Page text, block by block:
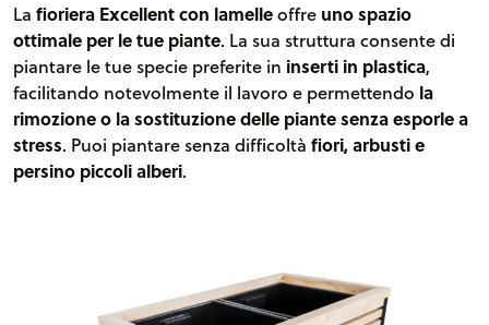
La fioriera Excellent con lamelleoffre uno spazio
ottimale per le tue piante. La sua struttura consente di
piantare le tue specie preferite in inserti in plastica,
facilitando notevolmente il lavoro e permettendo la
rimozione o la sostituzione delle piante senza esporle a
stress. Puoi piantare senza difficoltà fiori, arbusti e
persino piccoli alberi.